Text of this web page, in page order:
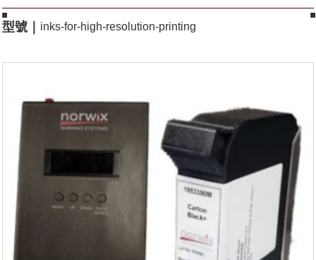
型號｜ inks-for-high-resolution-printing